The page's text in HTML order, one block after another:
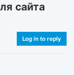
сайта
Log in to reply